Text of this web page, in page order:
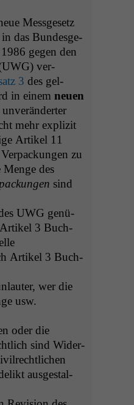
Mess­ge­setz
das Bun­des­ge­
gegen den
UWG) ver­
3 des gel­
in einem neuen
mehr explizit
Artikel 11
zu
des
sind
UWG genü­
Artikel 3 Buch­
Artikel 3 Buch­
wer die
usw.
oder die
sind Wider­
aus­gestal­